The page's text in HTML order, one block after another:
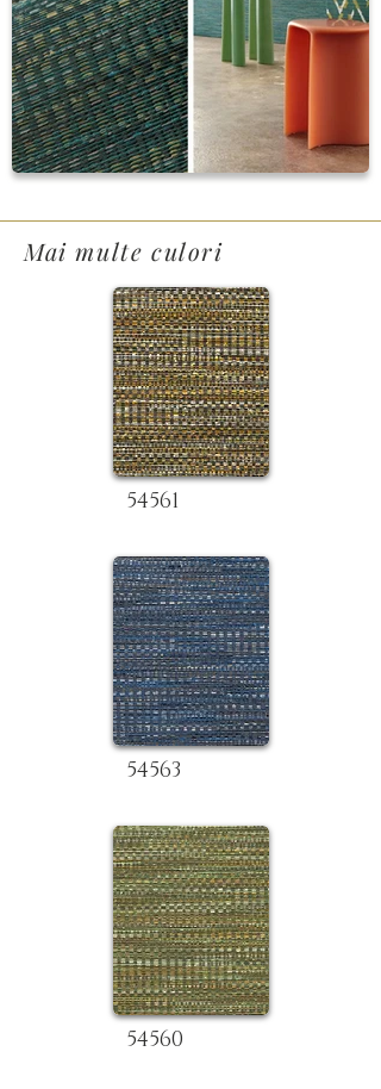
Mai multe culori
54561
54563
54560